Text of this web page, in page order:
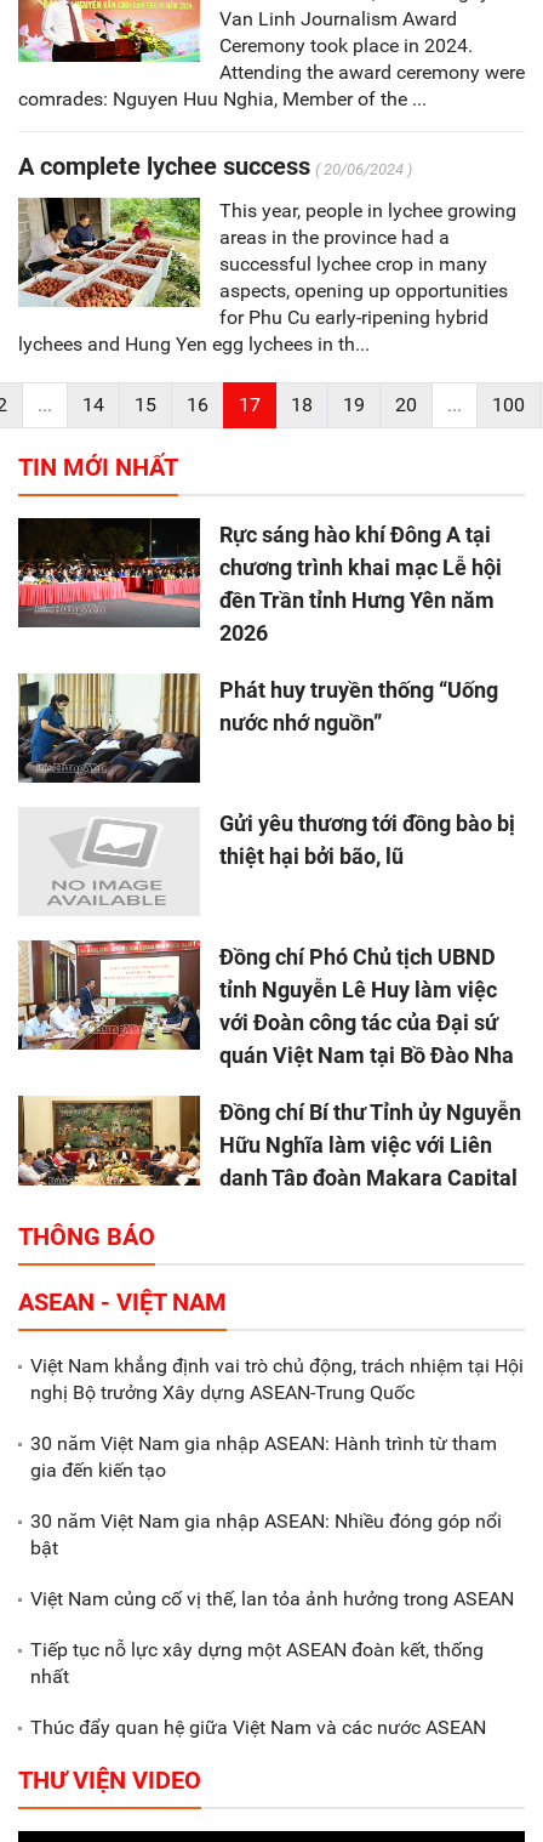
Van Linh Journalism Award
Ceremony took place in 2024.
Attending the award ceremony were
comrades: Nguyen Huu Nghia, Member of the ...
A complete lychee success ( 20/06/2024 )
This year, people in lychee growing
areas in the province had a
successful lychee crop in many
aspects, opening up opportunities
for Phu Cu early-ripening hybrid
lychees and Hung Yen egg lychees in th...
... 14 15 16 17 18 19 20 ... 100
TIN MỚI NHẤT
Rực sáng hào khí Đông A tại
chương trình khai mạc Lễ hội
đền Trần tỉnh Hưng Yên năm
2026
Phát huy truyền thống “Uống
nước nhớ nguồn”
Gửi yêu thương tới đồng bào bị
thiệt hại bởi bão, lũ
Đồng chí Phó Chủ tịch UBND
tỉnh Nguyễn Lê Huy làm việc
với Đoàn công tác của Đại sứ
quán Việt Nam tại Bồ Đào Nha
Đồng chí Bí thư Tỉnh ủy Nguyễn
Hữu Nghĩa làm việc với Liên
danh Tập đoàn Makara Capital
Tổng thu ngân sách nhà nước 9
tháng đầu năm 2025 đạt trên
70.600 tỷ đồng
Xã Nam Đông Hưng: Gặp mặt,
biểu dương các doanh nghiệp,
Gắn sản xuất với phát triển văn
THÔNG BÁO
ASEAN - VIỆT NAM
Việt Nam khẳng định vai trò chủ động, trách nhiệm tại Hội
nghị Bộ trưởng Xây dựng ASEAN-Trung Quốc
30 năm Việt Nam gia nhập ASEAN: Hành trình từ tham
gia đến kiến tạo
30 năm Việt Nam gia nhập ASEAN: Nhiều đóng góp nổi
bật
Việt Nam củng cố vị thế, lan tỏa ảnh hưởng trong ASEAN
Tiếp tục nỗ lực xây dựng một ASEAN đoàn kết, thống
nhất
Thúc đẩy quan hệ giữa Việt Nam và các nước ASEAN
THƯ VIỆN VIDEO